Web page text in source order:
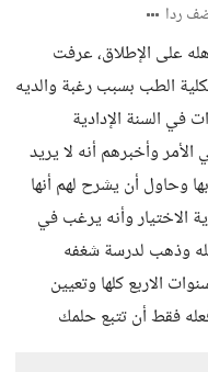
ردا
على الإطلاق، عرفت
الطب بسبب رغبة والديه
طبيبًا فظل 3 سنوات في السنة الإدادية
وأخبرهم أنه لا يريد
وحاول أن يشرح لهم أنها
الاختيار وأنه يرغب في
وذهب لدرسة شغفه
الاربع كلها وتعيين
فقط أن تتبع حلمك